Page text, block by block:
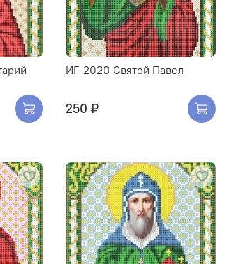
ИГ-2020 Святой Павел
250 ₽